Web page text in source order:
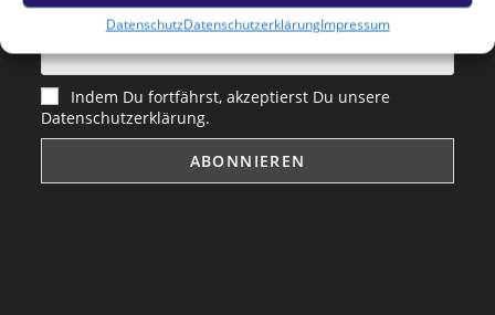
DatenschutzDatenschutzerklärungImpressum
Email
Indem Du fortfährst, akzeptierst Du unsere
Datenschutzerklärung.